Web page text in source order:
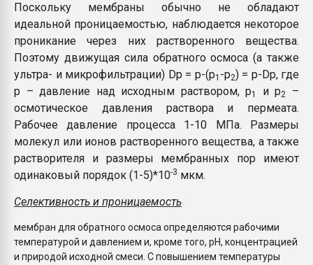
Поскольку мембраны обычно не обладают
идеальной проницаемостью, наблюдается некоторое
проникание через них растворенного вещества.
Поэтому движущая сила обратного осмоса (а также
ультра- и микрофильтрации) Dр = р-(p1 -p2) = р-Dp, где
р – давление над исходным раствором, p1 и p2
–
осмотическое давления раствора и пермеата.
Рабочее давление процесса 1-10 МПа. Размеры
молекул или ионов растворенного вещества, а также
растворителя и размеры мембранных пор имеют
одинаковый порядок (1-5)*10-3 мкм.
Селективность и проницаемость
мембран для обратного осмоса определяются рабочими
температурой и давлением и, кроме того, рН, концентрацией
и природой исходной смеси. С повышением температуры